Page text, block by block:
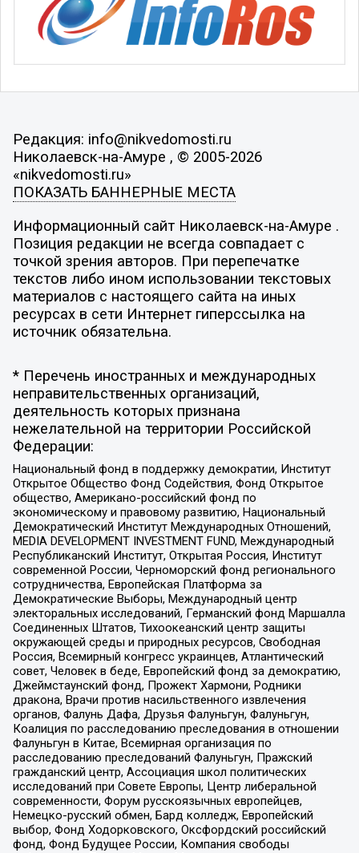
Редакция: info@nikvedomosti.ru
Николаевск-на-Амуре , © 2005-2026
«nikvedomosti.ru»
ПОКАЗАТЬ БАННЕРНЫЕ МЕСТА
Информационный сайт Николаевск-на-Амуре .
Позиция редакции не всегда совпадает с
точкой зрения авторов. При перепечатке
текстов либо ином использовании текстовых
материалов с настоящего сайта на иных
ресурсах в сети Интернет гиперссылка на
источник обязательна.
* Перечень иностранных и международных
неправительственных организаций,
деятельность которых признана
нежелательной на территории Российской
Федерации:
Национальный фонд в поддержку демократии, Институт
Открытое Общество Фонд Содействия, Фонд Открытое
общество, Американо-российский фонд по
экономическому и правовому развитию, Национальный
Демократический Институт Международных Отношений,
MEDIA DEVELOPMENT INVESTMENT FUND, Международный
Республиканский Институт, Открытая Россия, Институт
современной России, Черноморский фонд регионального
сотрудничества, Европейская Платформа за
Демократические Выборы, Международный центр
электоральных исследований, Германский фонд Маршалла
Соединенных Штатов, Тихоокеанский центр защиты
окружающей среды и природных ресурсов, Свободная
Россия, Всемирный конгресс украинцев, Атлантический
совет, Человек в беде, Европейский фонд за демократию,
Джеймстаунский фонд, Прожект Хармони, Родники
дракона, Врачи против насильственного извлечения
органов, Фалунь Дафа, Друзья Фалуньгун, Фалуньгун,
Коалиция по расследованию преследования в отношении
Фалуньгун в Китае, Всемирная организация по
расследованию преследований Фалуньгун, Пражский
гражданский центр, Ассоциация школ политических
исследований при Совете Европы, Центр либеральной
современности, Форум русскоязычных европейцев,
Немецко-русский обмен, Бард колледж, Европейский
выбор, Фонд Ходорковского, Оксфордский российский
фонд, Фонд Будущее России, Компания свободы